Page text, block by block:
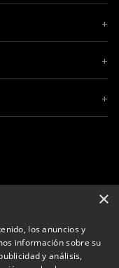
+
+
personales
+
×
los anuncios y
información sobre su
y análisis,